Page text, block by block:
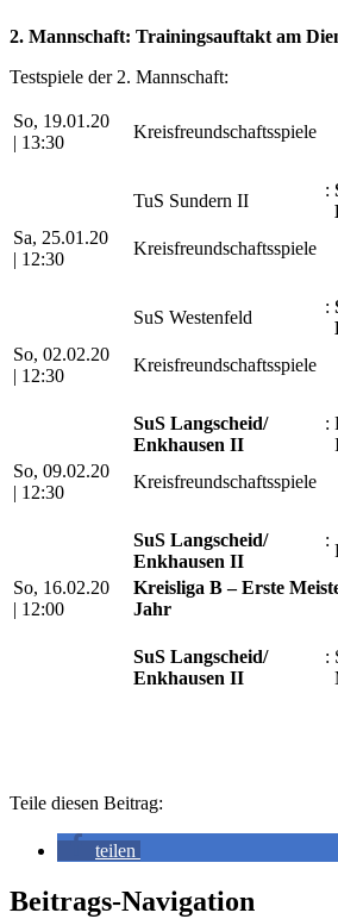
2. Mannschaft: Trainingsauftakt am
Testspiele der 2. Mannschaft:
So, 19.01.20
| 13:30
Kreisfreundschaftsspiele
TuS Sundern II
:
Sa, 25.01.20
| 12:30
Kreisfreundschaftsspiele
SuS Westenfeld
:
So, 02.02.20
| 12:30
Kreisfreundschaftsspiele
SuS Langscheid/​
Enkhausen II
:
So, 09.02.20
| 12:30
Kreisfreundschaftsspiele
SuS Langscheid/​
Enkhausen II
:
So, 16.02.20
| 12:00
Kreisliga B – Erste
Jahr
SuS Langscheid/​
Enkhausen II
:
Teile diesen Beitrag:
teilen
Beitrags-Navigation